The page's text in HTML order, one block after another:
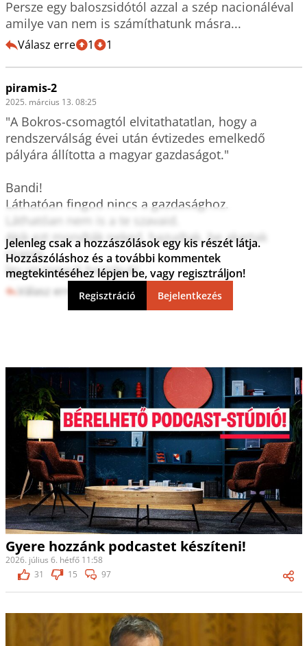
Persze egy baloszsidótól azzal a szép nacionáléval
amilye van nem is számíthatunk másra...
Válasz erre 1 1
piramis-2
2025. március 13. 08:25
"A Bokros-csomagtól elvitathatatlan, hogy a
rendszerválság évei után évtizedes emelkedő
pályára állította a magyar gazdaságot."
Bandi!
Láthatóan fingod nincs a gazdasághoz.
Láthatóan nem is a te szavaid.
Akik ezt mondták neked, hazudtak, be akartak
csapni.
Így viszonyulj hozzájuk!
Válasz erre 3 0
Jelenleg csak a hozzászólások egy kis részét látja.
Hozzászóláshoz és a további kommentek
megtekintéséhez lépjen be, vagy regisztráljon!
Regisztráció Bejelentkezés
Gyere hozzánk podcastet készíteni!
2026. július 6. hétfő 11:58
31
15 97